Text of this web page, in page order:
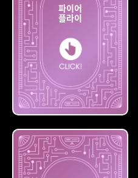
파이어
플라이
파이어
플라이